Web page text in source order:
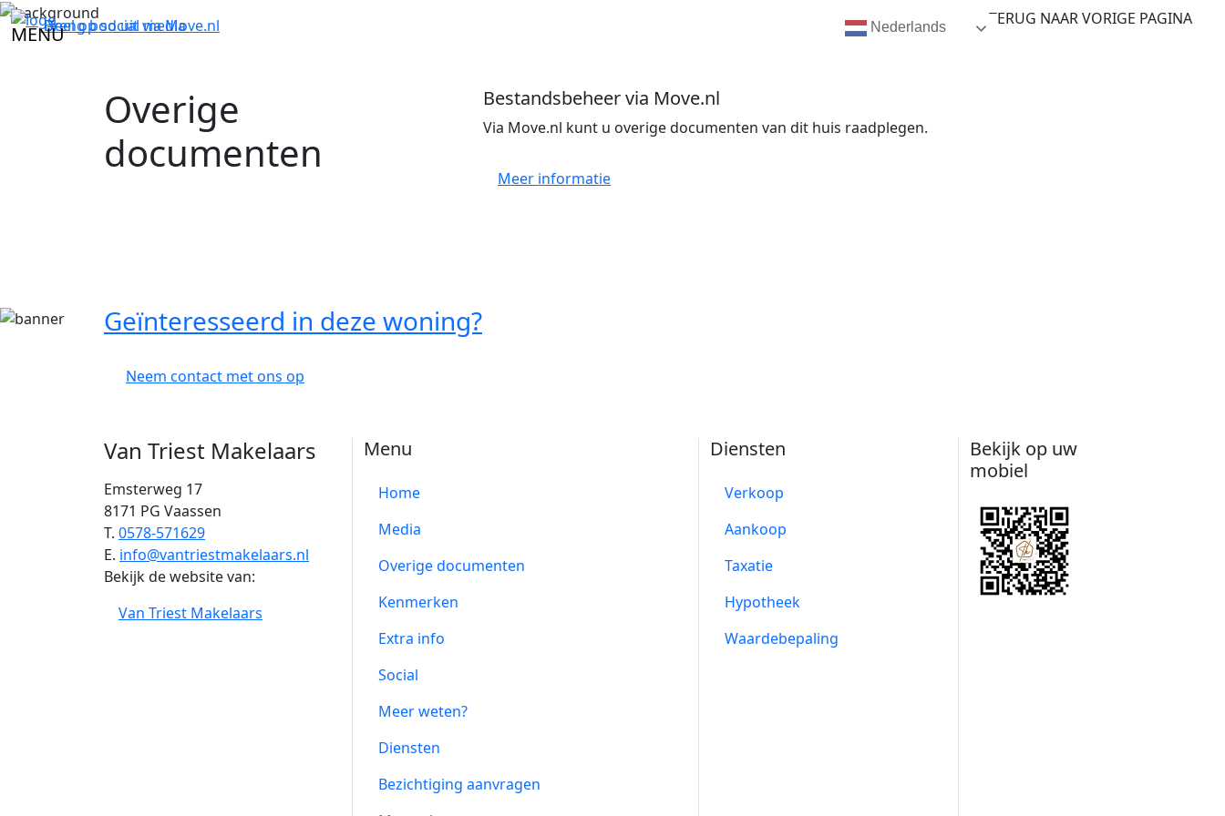
MENU
TERUG NAAR VORIGE PAGINA
Breng bod uit viaMove.nl
Deel op social media
Overige
documenten
Bestandsbeheer via Move.nl
Via Move.nl kunt u overige documenten van dit huis raadplegen.
Meer informatie
Geïnteresseerd in deze woning?
Neem contact met ons op
Van Triest Makelaars
Emsterweg 17
8171 PG Vaassen
T. 0578-571629
E. info@vantriestmakelaars.nl
Bekijk de website van:
Van Triest Makelaars
Menu
Home
Media
Overige documenten
Kenmerken
Extra info
Social
Meer weten?
Diensten
Bezichtiging aanvragen
Diensten
Verkoop
Aankoop
Taxatie
Hypotheek
Waardebepaling
Bekijk op uw
mobiel
Nederlands